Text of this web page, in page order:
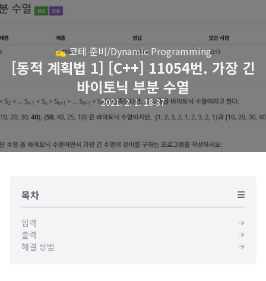
✍️ 코테 준비/Dynamic Programming
[동적 계획법 1] [C++] 11054번. 가장 긴
바이토닉 부분 수열
2021. 2. 1. 18:37
목차
입력
출력
해결 방법